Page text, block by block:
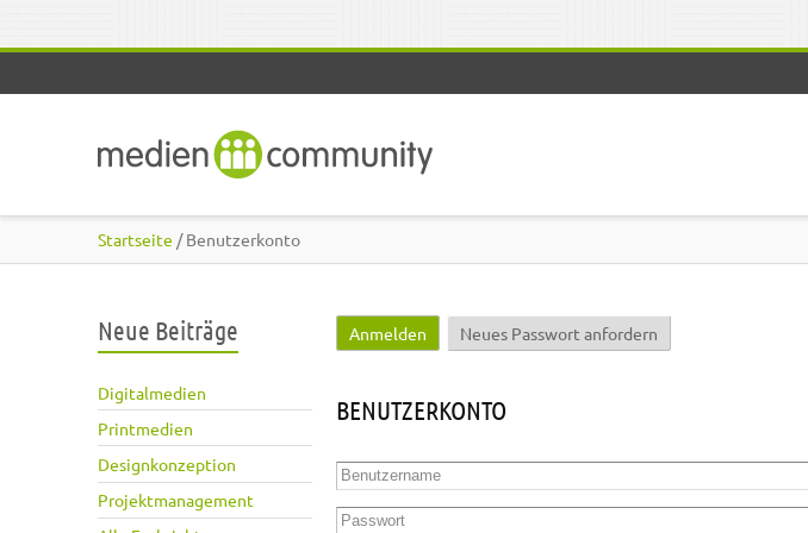
Startseite / Benutzerkonto
Neue Beiträge
Digitalmedien
Printmedien
Designkonzeption
Projektmanagement
Haupt-Reiter
Anmelden (aktiver Reiter)
Neues Passwort anfordern
BENUTZERKONTO
Benutzername
Passwort